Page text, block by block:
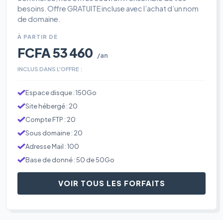
besoins. Offre GRATUITE incluse avec l’achat d’un nom
de domaine.
À PARTIR DE
FCFA 53 460 /an
INCLUS DANS L'OFFRE :
Espace disque : 150Go
Site hébergé : 20
Compte FTP : 20
Sous domaine : 20
Adresse Mail : 100
Base de donné : 50 de 50Go
VOIR TOUS LES FORFAITS